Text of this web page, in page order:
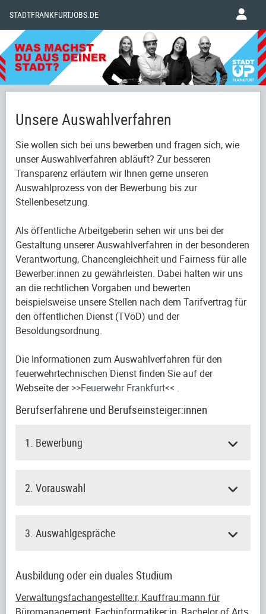
STADTFRANKFURTJOBS.DE
Unsere Auswahlverfahren
Sie wollen sich bei uns bewerben und fragen sich, wie
unser Auswahlverfahren abläuft? Zur besseren
Transparenz erläutern wir Ihnen gerne unseren
Auswahlprozess von der Bewerbung bis zur
Stellenbesetzung.
Als öffentliche Arbeitgeberin sehen wir uns bei der
Gestaltung unserer Auswahlverfahren in der besonderen
Verantwortung, Chancengleichheit und Fairness für alle
Bewerber:innen zu gewährleisten. Dabei halten wir uns
an die rechtlichen Vorgaben und bewerten
beispielsweise unsere Stellen nach dem Tarifvertrag für
den öffentlichen Dienst (TVöD) und der
Besoldungsordnung.
Die Informationen zum Auswahlverfahren für den
feuerwehrtechnischen Dienst finden Sie auf der
Webseite der>>Feuerwehr Frankfurt<< .
Berufserfahrene und Berufseinsteiger:innen
1. Bewerbung
2. Vorauswahl
3. Auswahlgespräche
Ausbildung oder ein duales Studium
Verwaltungsfachangestellte:r, Kauffrau:mann für